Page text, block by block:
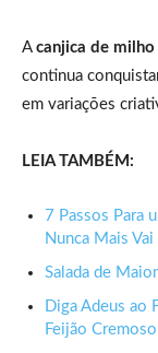
A canjica de milho
continua
em variações
LEIA TAMBÉM:
7 Passos Para
Nunca Mais Vai
Salada de
Diga Adeus ao
Feijão Cremoso